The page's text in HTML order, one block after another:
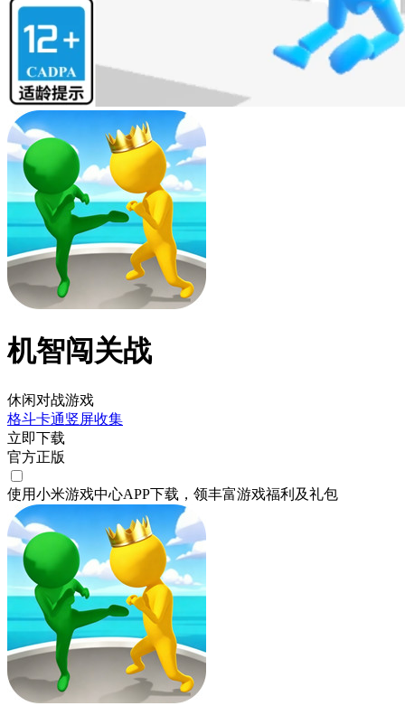
机智闯关战
休闲对战游戏
格斗卡通竖屏收集
立即下载
官方正版
使用小米游戏中心APP下载 ，领丰富游戏福利 及礼包